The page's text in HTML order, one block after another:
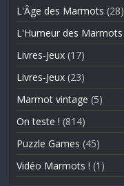
L'Âge des Marmots (28)
L'Humeur des Marmots
Livres-Jeux (17)
Livres-Jeux (23)
Marmot vintage (5)
On teste ! (814)
Puzzle Games (45)
Vidéo Marmots ! (1)